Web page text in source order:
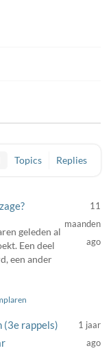
Topics Replies
geleden al
Een deel
een ander
11
maanden
ago
(3e rappels)
1 jaar
ago